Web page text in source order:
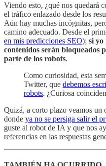
Viendo esto, ¿qué nos quedará
el tráfico enlazado desde los
Aún hay muchas incógnitas,
camino adecuado. Desde el
en mis predicciones SEO); si yo
contenidos serán bloqueados
parte de los robots.
Como curiosidad, esta
Twitter, que debemos
robots. ¿Curiosa
Quizá, a corto plazo veamos un
donde ya no se persiga salir el
guste al robot de IA y que nos
referencias en las respuestas